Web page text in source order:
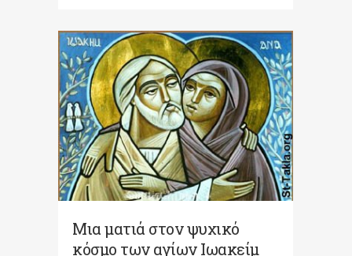
Μια ματιά στον ψυχικό
κόσμο των αγίων Ιωακείμ